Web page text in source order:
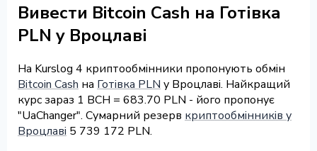
Вивести Bitcoin Cash на Готівка
PLN у Вроцлаві
На Kurslog 4 криптообмінники пропонують обмін
Bitcoin Cash на Готівка PLN у Вроцлаві. Найкращий
курс зараз 1 BCH = 683.70 PLN - його пропонує
"UaChanger". Сумарний резерв криптообмінників у
Вроцлаві 5 739 172 PLN.